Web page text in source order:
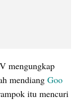
mengungkap
mendiang Goo
itu mencuri